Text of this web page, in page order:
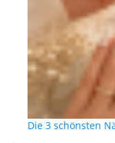
Die 3 schönsten